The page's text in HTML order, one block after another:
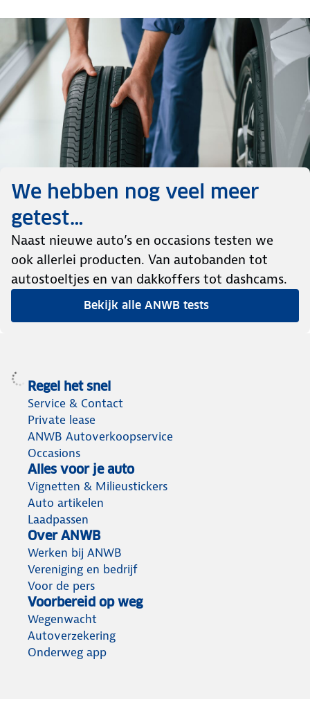
We hebben nog veel meer
getest…
Naast nieuwe auto’s en occasions testen we
ook allerlei producten. Van autobanden tot
autostoeltjes en van dakkoffers tot dashcams.
Bekijk alle ANWB tests
Regel het snel
Service & Contact
Private lease
ANWB Autoverkoopservice
Occasions
Alles voor je auto
Vignetten & Milieustickers
Auto artikelen
Laadpassen
Over ANWB
Werken bij ANWB
Vereniging en bedrijf
Voor de pers
Voorbereid op weg
Wegenwacht
Autoverzekering
Onderweg app